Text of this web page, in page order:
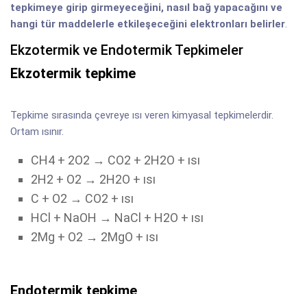
tepkimeye girip girmeyeceğini, nasıl bağ yapacağını ve
hangi tür maddelerle etkileşeceğini elektronları belirler.
Ekzotermik ve Endotermik Tepkimeler
Ekzotermik tepkime
Tepkime sırasında çevreye ısı veren kimyasal tepkimelerdir.
Ortam ısınır.
CH4 + 2O2 → CO2 + 2H2O + ısı
2H2 + O2 → 2H2O + ısı
C + O2 → CO2 + ısı
HCl + NaOH → NaCl + H2O + ısı
2Mg + O2 → 2MgO + ısı
Endotermik tepkime